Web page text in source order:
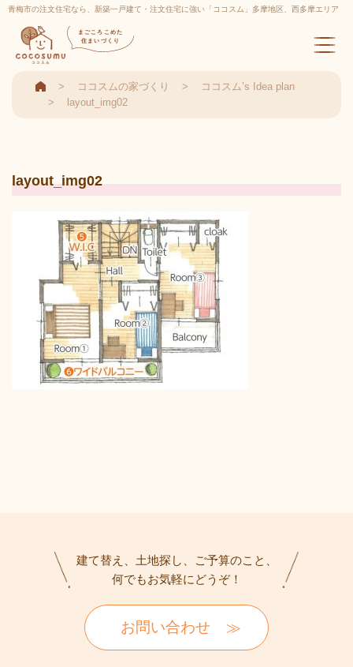
青梅市の注文住宅なら、新築一戸建て・注文住宅に強い「ココスム」多摩地区、西多摩エリア
実績多数
まごころこめた
住まいづくり
ココスムの家づくり
ココスム’s Idea plan
layout_img02
layout_img02
建て替え、土地探し、ご予算のこと、
何でもお気軽にどうぞ！
お問い合わせ